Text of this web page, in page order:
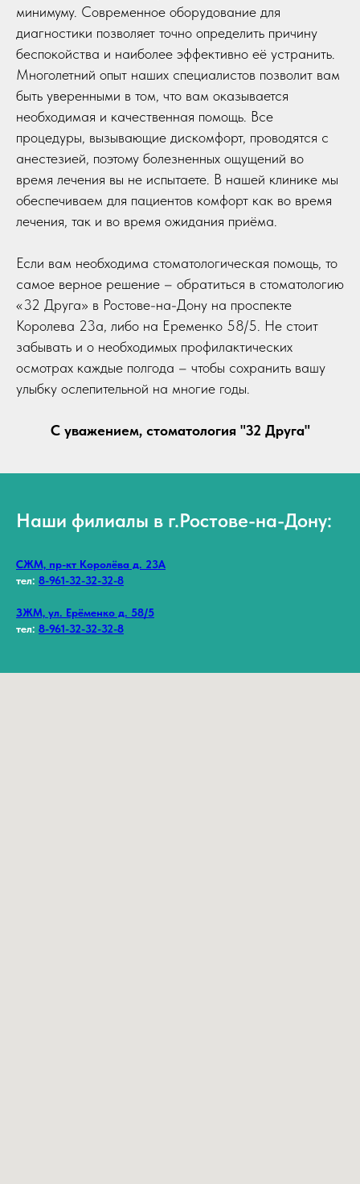
минимуму. Современное оборудование для
диагностики позволяет точно определить причину
беспокойства и наиболее эффективно её устранить.
Многолетний опыт наших специалистов позволит вам
быть уверенными в том, что вам оказывается
необходимая и качественная помощь. Все
процедуры, вызывающие дискомфорт, проводятся с
анестезией, поэтому болезненных ощущений во
время лечения вы не испытаете. В нашей клинике мы
обеспечиваем для пациентов комфорт как во время
лечения, так и во время ожидания приёма.
Если вам необходима стоматологическая помощь, то
самое верное решение – обратиться в стоматологию
«32 Друга» в Ростове-на-Дону на проспекте
Королева 23а, либо на Еременко 58/5. Не стоит
забывать и о необходимых профилактических
осмотрах каждые полгода – чтобы сохранить вашу
улыбку ослепительной на многие годы.
С уважением, стоматология "32 Друга"
Наши филиалы в г.Ростове-на-Дону:
СЖМ, пр-кт Королёва д. 23А
тел: 8-961-32-32-32-8
ЗЖМ, ул. Ерёменко д. 58/5
тел: 8-961-32-32-32-8